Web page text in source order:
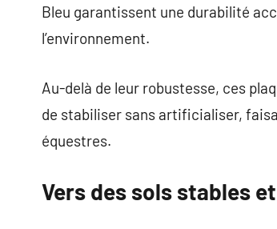
Bleu garantissent une durabilité
l’environnement.
Au-delà de leur robustesse, ces
de stabiliser sans artificialiser,
équestres.
Vers des sols stables